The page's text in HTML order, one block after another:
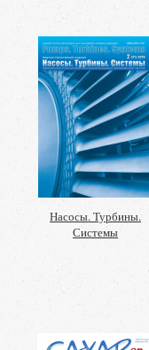
Насосы. Турбины.
Системы